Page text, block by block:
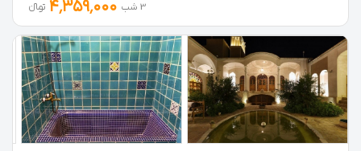
3 شب ۴٬۳۵۹٬۰۰۰ تومانءءء